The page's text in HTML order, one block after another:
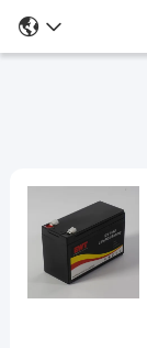
Batterie
au
lithium
Lifeo4